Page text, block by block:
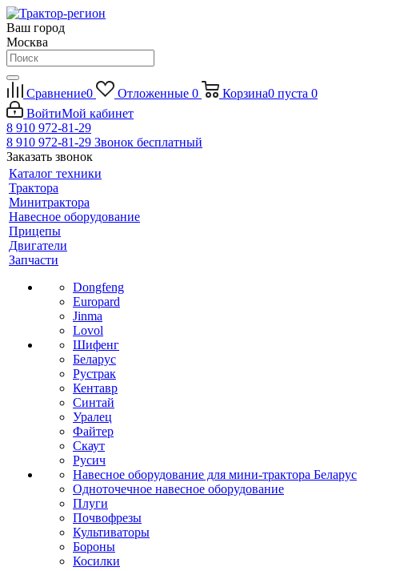
Ваш город
Москва
Сравнение0 Отложенные 0 Корзина0 пуста 0
ВойтиМой кабинет
8 910 972-81-29
8 910 972-81-29 Звонок бесплатный
Заказать звонок
Каталог техники
Трактора
Минитрактора
Навесное оборудование
Прицепы
Двигатели
Запчасти
Dongfeng
Europard
Jinma
Lovol
Шифенг
Беларус
Рустрак
Кентавр
Синтай
Уралец
Файтер
Скаут
Русич
Навесное оборудование для мини-трактора Беларус
Одноточечное навесное оборудование
Плуги
Почвофрезы
Культиваторы
Бороны
Косилки